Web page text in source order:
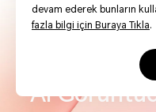
AI
devam ederek bunların
fazla bilgi için Buraya Tıkla.